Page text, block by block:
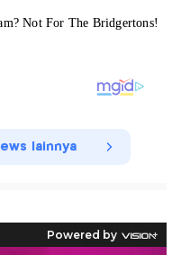
lainnya